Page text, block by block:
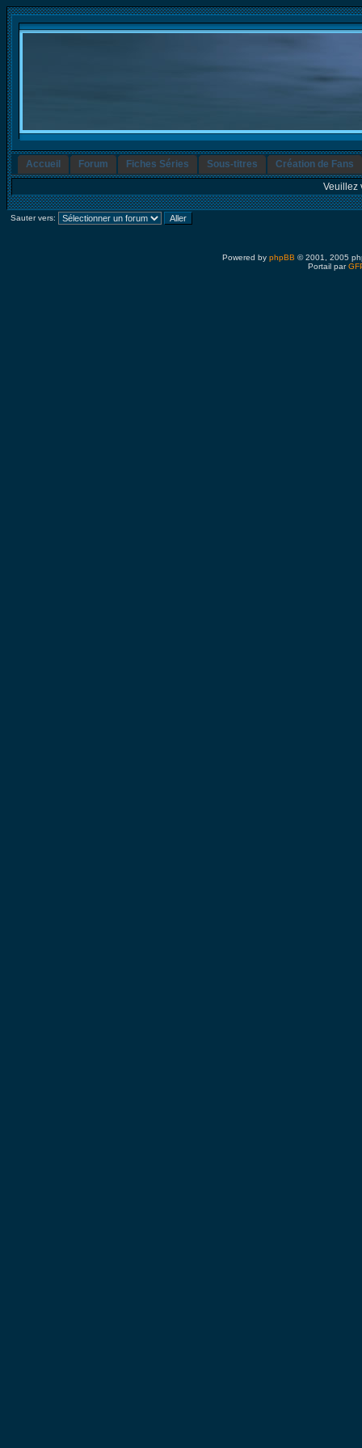
Accueil Forum Fiches Séries Sous-titres
Création de Fans
Veuillez
Sauter vers:
Powered by phpBB © 2001, 2005
Portail par